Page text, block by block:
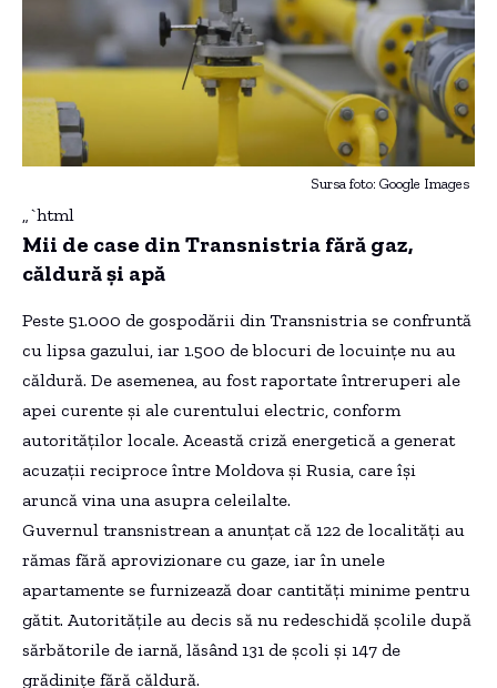
Sursa foto: Google Images
„`html
Mii de case din Transnistria fără gaz,
căldură și apă
Peste 51.000 de gospodării din Transnistria se confruntă
cu lipsa gazului, iar 1.500 de blocuri de locuințe nu au
căldură. De asemenea, au fost raportate întreruperi ale
apei curente și ale curentului electric, conform
autorităților locale. Această criză energetică a generat
acuzații reciproce între Moldova și Rusia, care își
aruncă vina una asupra celeilalte.
Guvernul transnistrean a anunțat că 122 de localități au
rămas fără aprovizionare cu gaze, iar în unele
apartamente se furnizează doar cantități minime pentru
gătit. Autoritățile au decis să nu redeschidă școlile după
sărbătorile de iarnă, lăsând 131 de școli și 147 de
grădinițe fără căldură.